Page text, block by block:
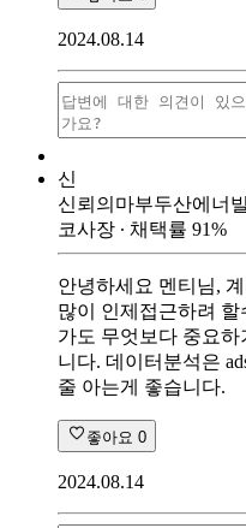
2024.08.14
신
신뢰의마부두산에너
코사장 ∙ 채택률 91%
안녕하세요 멘티님,
많이 인제접근하려
가도 무엇보다 중요
니다. 데이터분석은
줄 아는게 좋습니다.
좋아요 0
2024.08.14